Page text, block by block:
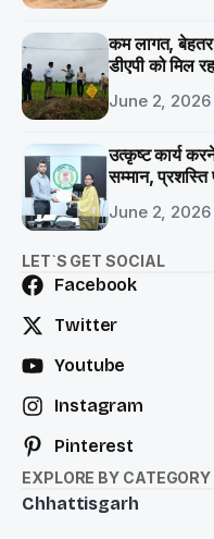
कम लागत, बेहतर
डीएपी को मिल
June 2, 2026
उत्कृष्ट कार्य
सम्मान, प्रशस्ति
June 2, 2026
LET`S GET SOCIAL
Facebook
Twitter
Youtube
Instagram
Pinterest
EXPLORE BY CATEGORY
Chhattisgarh